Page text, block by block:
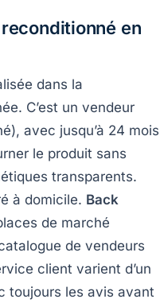
en
dans la
C’est un vendeur
avec jusqu’à 24 mois
le produit sans
transparents.
à domicile. Back
de marché
de vendeurs
client varient d’un
toujours les avis avant